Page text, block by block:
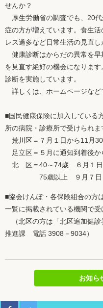
せんか？
厚生労働省の調査でも、20
症の方が増えています。食生
レス過多など日常生活の見直し
健康診断はからだの異常を早
を見直す絶好の機会になりま
診断を実施しています。
詳しくは、ホームページなど
■国民健康保険に加入している
所の病院・診療所で受けられま
荒川区＝７月１日から11月30
足立区＝５月に通知到着後か
北 区＝40～74歳 ６月１日
75歳以上 ９月７日～
■協会けんぽ・各保険組合の方
一覧に掲載されている機関で受
（北区の方は「北区追加健診
推進課 電話 3908－9034）
お知ら